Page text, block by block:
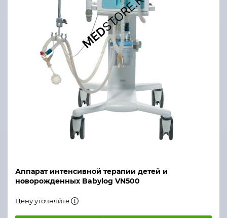
Аппарат интенсивной терапии детей и
новорожденных Babylog VN500
Цену уточняйте